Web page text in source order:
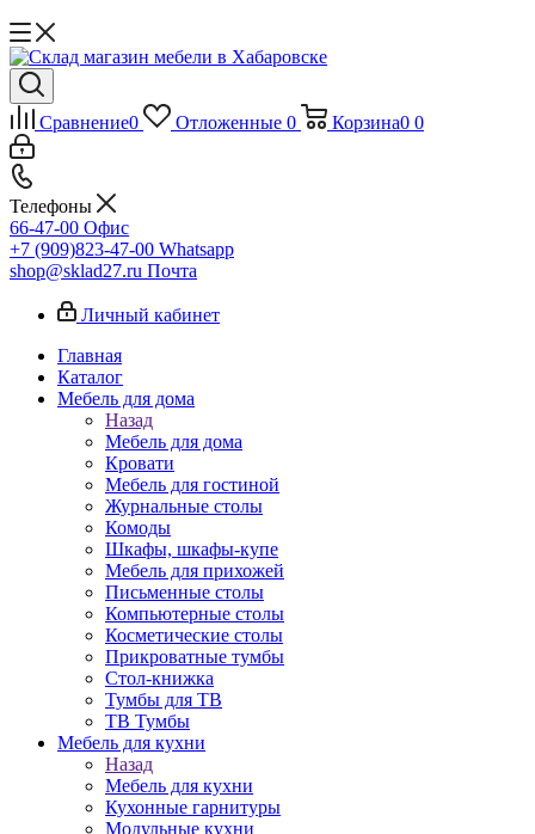
Сравнение0 Отложенные 0 Корзина0 0
Телефоны
66-47-00 Офис
+7 (909)823-47-00 Whatsapp
shop@sklad27.ru Почта
Личный кабинет
Главная
Каталог
Мебель для дома
Назад
Мебель для дома
Кровати
Мебель для гостиной
Журнальные столы
Комоды
Шкафы, шкафы-купе
Мебель для прихожей
Письменные столы
Компьютерные столы
Косметические столы
Прикроватные тумбы
Стол-книжка
Тумбы для ТВ
ТВ Тумбы
Мебель для кухни
Назад
Мебель для кухни
Кухонные гарнитуры
Модульные кухни